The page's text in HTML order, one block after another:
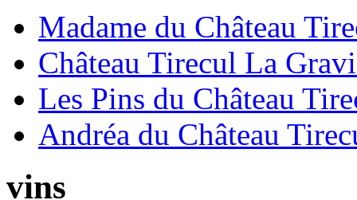
Madame du Château
Château Tirecul La
Les Pins du Château
Andréa du Château
vins